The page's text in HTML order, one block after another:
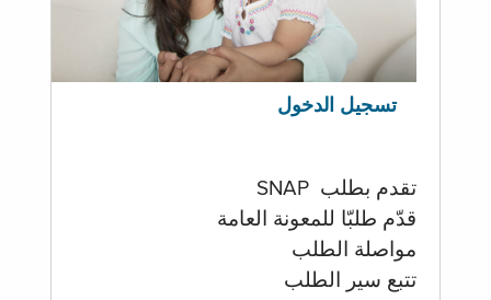
تسجيل الدخول
تقدم بطلب SNAP
قدّم طلبّا للمعونة العامة
مواصلة الطلب
تتبع سير الطلب